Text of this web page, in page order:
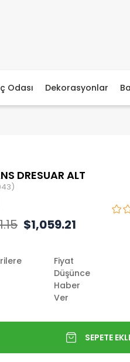
Odası Dekorasyonlar
DRESUAR ALT
$1,059.21
Fiyat
Düşünce
Haber
Ver